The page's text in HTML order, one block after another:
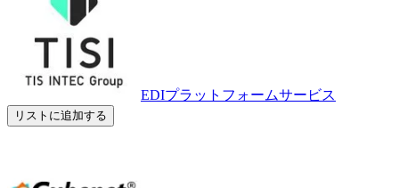
EDIプラットフォームサービス
リストに追加する